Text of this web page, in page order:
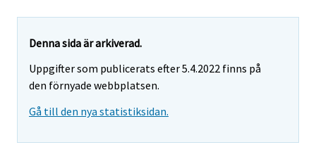
Denna sida är arkiverad.
Uppgifter som publicerats efter 5.4.2022 finns på
den förnyade webbplatsen.
Gå till den nya statistiksidan.